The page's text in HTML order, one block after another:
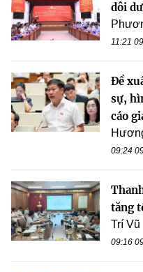
dôi
11:21
Đề
sự,
cáo
09:24
tăng
Trí Vũ
09:16